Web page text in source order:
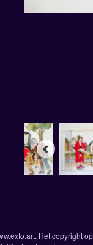
. Het copyright